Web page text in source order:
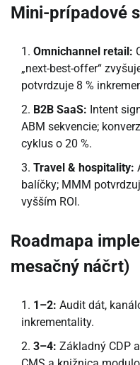
Mini-prípadové
Omnichannel retail:
„next-best-offer“
potvrdzuje 8 %
B2B SaaS: Intent
ABM sekvencie;
cyklus o 20 %.
Travel & hospitality:
balíčky; MMM
vyšším ROI.
Roadmapa
mesačný náčrt)
1–2: Audit dát,
inkrementality.
3–4: Základný CDP